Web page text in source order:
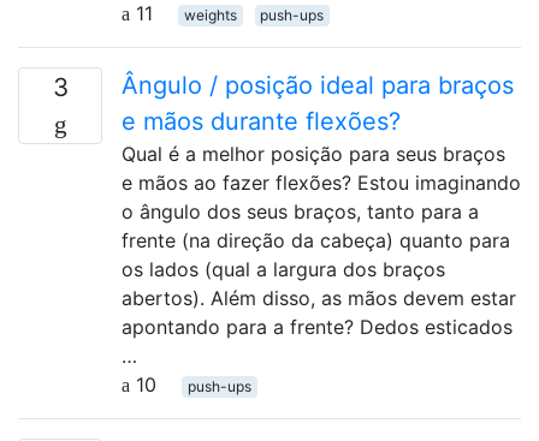
11
weights push-ups
3
Ângulo / posição ideal para braços
e mãos durante flexões?
Qual é a melhor posição para seus braços
e mãos ao fazer flexões? Estou imaginando
o ângulo dos seus braços, tanto para a
frente (na direção da cabeça) quanto para
os lados (qual a largura dos braços
abertos). Além disso, as mãos devem estar
apontando para a frente? Dedos esticados
…
10
push-ups